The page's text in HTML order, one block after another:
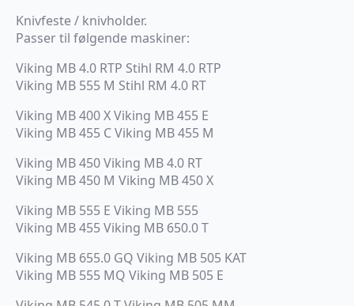
Knivfeste / knivholder.
Passer til følgende maskiner:
Viking MB 4.0 RTP Stihl RM 4.0 RTP
Viking MB 555 M Stihl RM 4.0 RT
Viking MB 400 X Viking MB 455 E
Viking MB 455 C Viking MB 455 M
Viking MB 450 Viking MB 4.0 RT
Viking MB 450 M Viking MB 450 X
Viking MB 555 E Viking MB 555
Viking MB 455 Viking MB 650.0 T
Viking MB 655.0 GQ Viking MB 505 KAT
Viking MB 555 MQ Viking MB 505 E